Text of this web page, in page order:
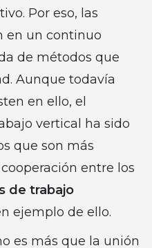
Por eso, las
en un continuo
de métodos que
Aunque todavía
en ello, el
vertical ha sido
que son más
entre los
de trabajo
ejemplo de ello.
es más que la unión